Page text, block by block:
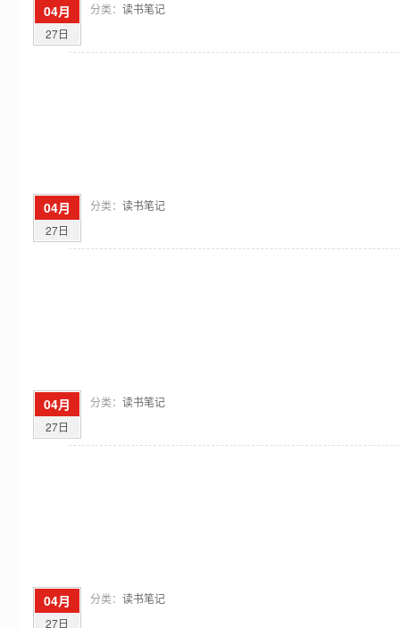
04月
27日
分类： 读书笔记
04月
27日
分类： 读书笔记
04月
27日
分类： 读书笔记
04月
27日
分类： 读书笔记